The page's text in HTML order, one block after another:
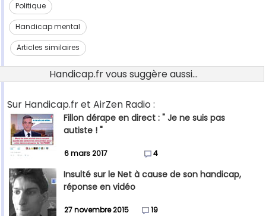
Politique
Handicap mental
Articles similaires
Handicap.fr vous suggère aussi...
Sur Handicap.fr et AirZen Radio :
Fillon dérape en direct : " Je ne suis pas
autiste ! "
6 mars 2017 4
Insulté sur le Net à cause de son handicap,
réponse en vidéo
27 novembre 2015 19